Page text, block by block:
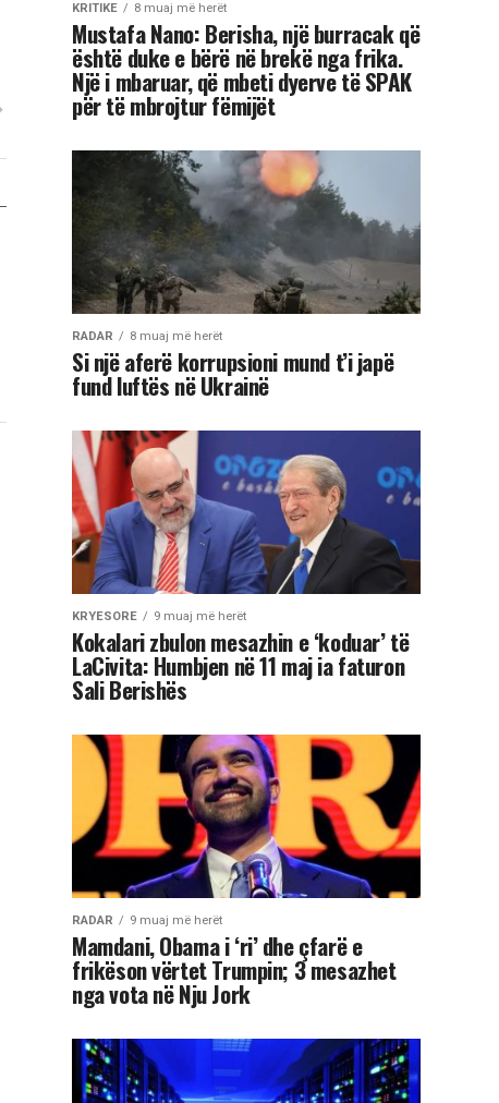
KRITIKE 8 muaj më herët
Mustafa Nano: Berisha, një burracak që
është duke e bërë në brekë nga frika.
Një i mbaruar, që mbeti dyerve të SPAK
për të mbrojtur fëmijët
RADAR 8 muaj më herët
Si një aferë korrupsioni mund t’i japë
fund luftës në Ukrainë
KRYESORE 9 muaj më herët
Kokalari zbulon mesazhin e ‘koduar’ të
LaCivita: Humbjen në 11 maj ia faturon
Sali Berishës
RADAR 9 muaj më herët
Mamdani, Obama i ‘ri’ dhe çfarë e
frikëson vërtet Trumpin; 3 mesazhet
nga vota në Nju Jork